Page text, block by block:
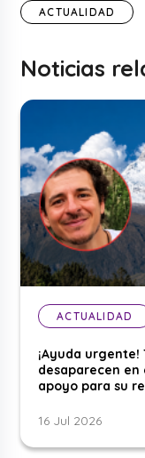
ACTUALIDAD
Noticias
ACTUALIDAD
¡Ayuda
desaparecen en
apoyo para su
16 Jul 2026